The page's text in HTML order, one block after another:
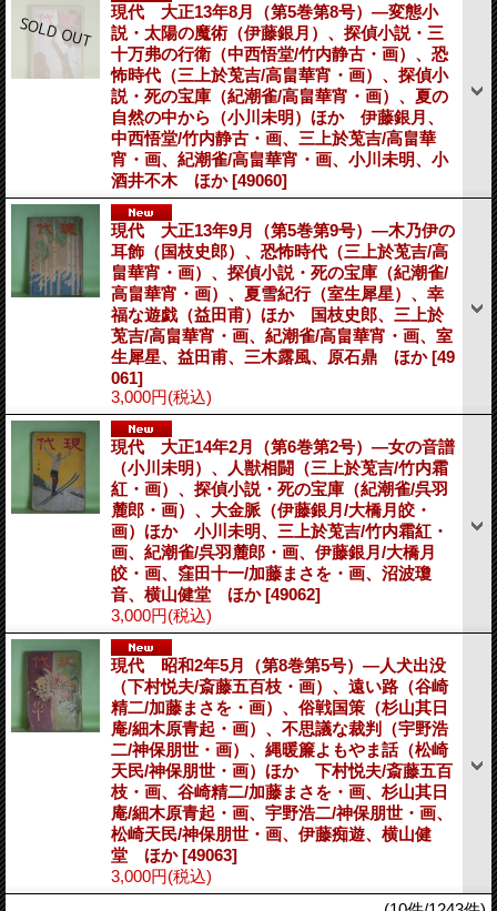
現代 大正13年8月（第5巻第8号）―変態小
説・太陽の魔術（伊藤銀月）、探偵小説・三
十万弗の行衛（中西悟堂/竹内静古・画）、恐
怖時代（三上於莵吉/高畠華宵・画）、探偵小
説・死の宝庫（紀潮雀/高畠華宵・画）、夏の
自然の中から（小川未明）ほか 伊藤銀月、
中西悟堂/竹内静古・画、三上於莵吉/高畠華
宵・画、紀潮雀/高畠華宵・画、小川未明、小
酒井不木 ほか[49060]
現代 大正13年9月（第5巻第9号）―木乃伊の
耳飾（国枝史郎）、恐怖時代（三上於莵吉/高
畠華宵・画）、探偵小説・死の宝庫（紀潮雀/
高畠華宵・画）、夏雪紀行（室生犀星）、幸
福な遊戯（益田甫）ほか 国枝史郎、三上於
莵吉/高畠華宵・画、紀潮雀/高畠華宵・画、室
生犀星、益田甫、三木露風、原石鼎 ほか[49
061]
3,000円(税込)
現代 大正14年2月（第6巻第2号）―女の音譜
（小川未明）、人獣相闘（三上於莵吉/竹内霜
紅・画）、探偵小説・死の宝庫（紀潮雀/呉羽
麓郎・画）、大金脈（伊藤銀月/大橋月皎・
画）ほか 小川未明、三上於莵吉/竹内霜紅・
画、紀潮雀/呉羽麓郎・画、伊藤銀月/大橋月
皎・画、窪田十一/加藤まさを・画、沼波瓊
音、横山健堂 ほか[49062]
3,000円(税込)
現代 昭和2年5月（第8巻第5号）―人犬出没
（下村悦夫/斎藤五百枝・画）、遠い路（谷崎
精二/加藤まさを・画）、俗戦国策（杉山其日
庵/細木原青起・画）、不思議な裁判（宇野浩
二/神保朋世・画）、縄暖簾よもやま話（松崎
天民/神保朋世・画）ほか 下村悦夫/斎藤五百
枝・画、谷崎精二/加藤まさを・画、杉山其日
庵/細木原青起・画、宇野浩二/神保朋世・画、
松崎天民/神保朋世・画、伊藤痴遊、横山健
堂 ほか[49063]
3,000円(税込)